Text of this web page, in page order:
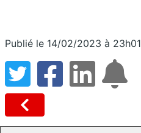
Publié le 14/02/2023 à 23h01